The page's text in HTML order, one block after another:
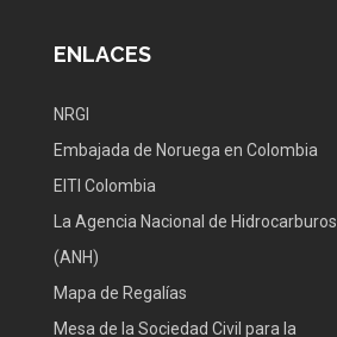
ENLACES
NRGI
Embajada de Noruega en Colombia
EITI Colombia
La Agencia Nacional de Hidrocarburos
(ANH)
Mapa de Regalías
Mesa de la Sociedad Civil para la